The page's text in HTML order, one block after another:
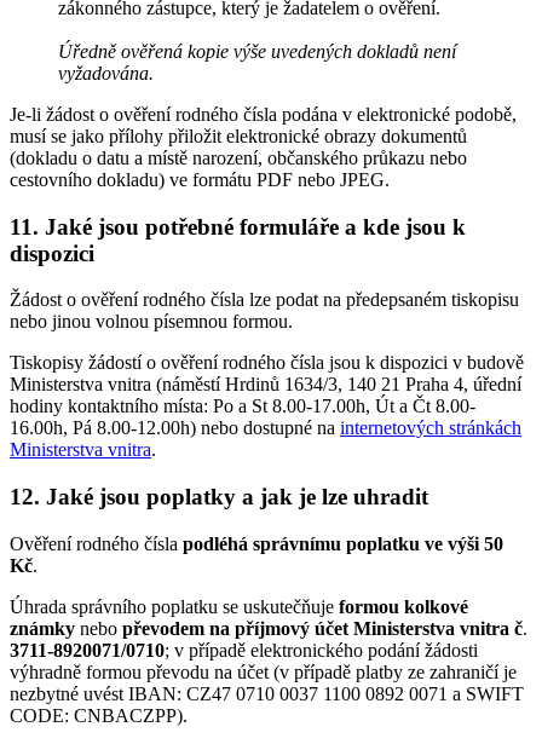
zákonného zástupce, který je žadatelem o ověření.
Úředně ověřená kopie výše uvedených dokladů není
vyžadována.
Je-li žádost o ověření rodného čísla podána v elektronické podobě,
musí se jako přílohy přiložit elektronické obrazy dokumentů
(dokladu o datu a místě narození, občanského průkazu nebo
cestovního dokladu) ve formátu PDF nebo JPEG.
11. Jaké jsou potřebné formuláře a kde jsou k
dispozici
Žádost o ověření rodného čísla lze podat na předepsaném tiskopisu
nebo jinou volnou písemnou formou.
Tiskopisy žádostí o ověření rodného čísla jsou k dispozici v budově
Ministerstva vnitra (náměstí Hrdinů 1634/3, 140 21 Praha 4, úřední
hodiny kontaktního místa: Po a St 8.00-17.00h, Út a Čt 8.00-
16.00h, Pá 8.00-12.00h) nebo dostupné na internetových stránkách
Ministerstva vnitra.
12. Jaké jsou poplatky a jak je lze uhradit
Ověření rodného čísla podléhá správnímu poplatku ve výši 50
Kč.
Úhrada správního poplatku se uskutečňuje formou kolkové
známky nebo převodem na příjmový účet Ministerstva vnitra č.
3711-8920071/0710; v případě elektronického podání žádosti
výhradně formou převodu na účet (v případě platby ze zahraničí je
nezbytné uvést IBAN: CZ47 0710 0037 1100 0892 0071 a SWIFT
CODE: CNBACZPP).